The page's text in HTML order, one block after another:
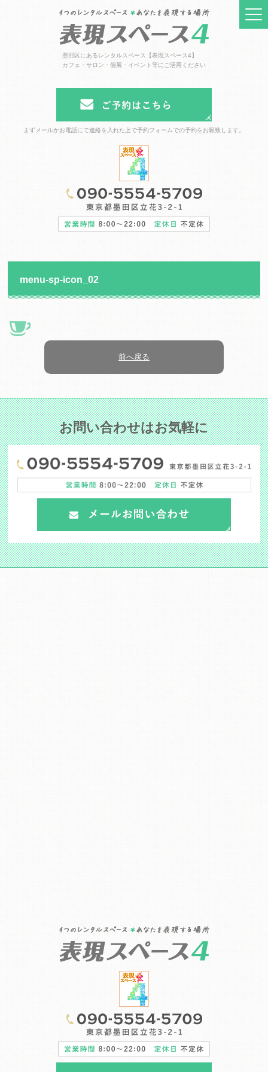
墨田区にあるレンタルスペース【表現スペース4】
カフェ・サロン・個展・イベント等にご活用ください
まずメールかお電話にて連絡を入れた上で予約フォームでの予約をお願致します。
menu-sp-icon_02
前へ戻る
お問い合わせはお気軽に